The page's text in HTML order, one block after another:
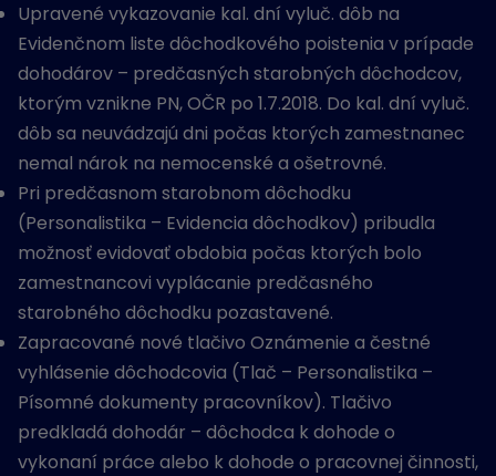
Upravené vykazovanie kal. dní vyluč. dôb na
Evidenčnom liste dôchodkového poistenia v prípade
dohodárov – predčasných starobných dôchodcov,
ktorým vznikne PN, OČR po 1.7.2018. Do kal. dní vyluč.
dôb sa neuvádzajú dni počas ktorých zamestnanec
nemal nárok na nemocenské a ošetrovné.
Pri predčasnom starobnom dôchodku
(Personalistika – Evidencia dôchodkov) pribudla
možnosť evidovať obdobia počas ktorých bolo
zamestnancovi vyplácanie predčasného
starobného dôchodku pozastavené.
Zapracované nové tlačivo Oznámenie a čestné
vyhlásenie dôchodcovia (Tlač – Personalistika –
Písomné dokumenty pracovníkov). Tlačivo
predkladá dohodár – dôchodca k dohode o
vykonaní práce alebo k dohode o pracovnej činnosti,